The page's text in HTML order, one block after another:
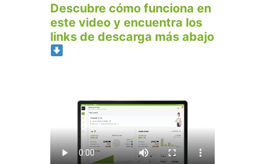
Descubre cómo funciona en
este video y encuentra los
links de descarga más abajo